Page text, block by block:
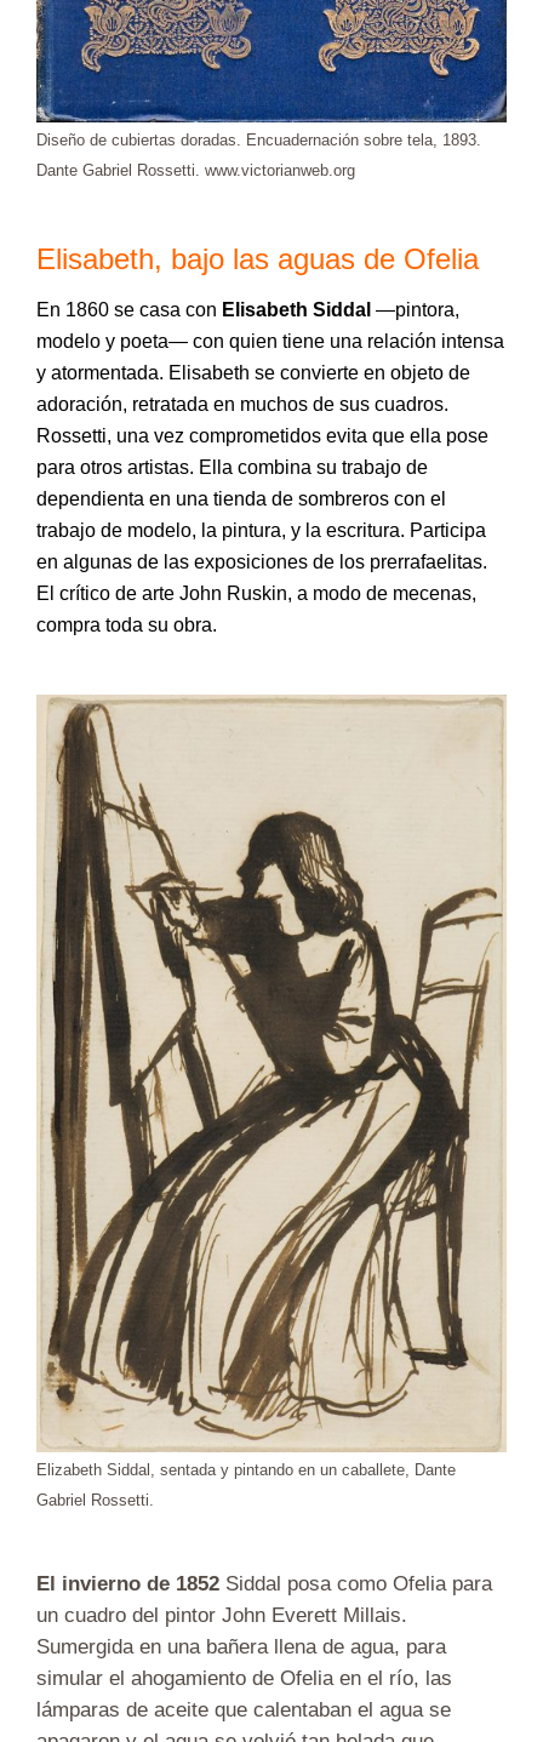
Diseño de cubiertas doradas. Encuadernación sobre tela, 1893.
Dante Gabriel Rossetti. www.victorianweb.org
Elisabeth, bajo las aguas de Ofelia
En 1860 se casa con Elisabeth Siddal —pintora,
modelo y poeta— con quien tiene una relación intensa
y atormentada. Elisabeth se convierte en objeto de
adoración, retratada en muchos de sus cuadros.
Rossetti, una vez comprometidos evita que ella pose
para otros artistas. Ella combina su trabajo de
dependienta en una tienda de sombreros con el
trabajo de modelo, la pintura, y la escritura. Participa
en algunas de las exposiciones de los prerrafaelitas.
El crítico de arte John Ruskin, a modo de mecenas,
compra toda su obra.
Elizabeth Siddal, sentada y pintando en un caballete, Dante
Gabriel Rossetti.
El invierno de 1852 Siddal posa como Ofelia para
un cuadro del pintor John Everett Millais.
Sumergida en una bañera llena de agua, para
simular el ahogamiento de Ofelia en el río, las
lámparas de aceite que calentaban el agua se